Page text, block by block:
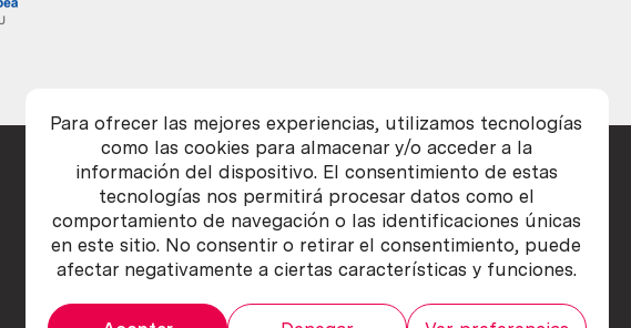
Para ofrecer las mejores experiencias, utilizamos tecnologías
como las cookies para almacenar y/o acceder a la
información del dispositivo. El consentimiento de estas
tecnologías nos permitirá procesar datos como el
comportamiento de navegación o las identificaciones únicas
en este sitio. No consentir o retirar el consentimiento, puede
afectar negativamente a ciertas características y funciones.